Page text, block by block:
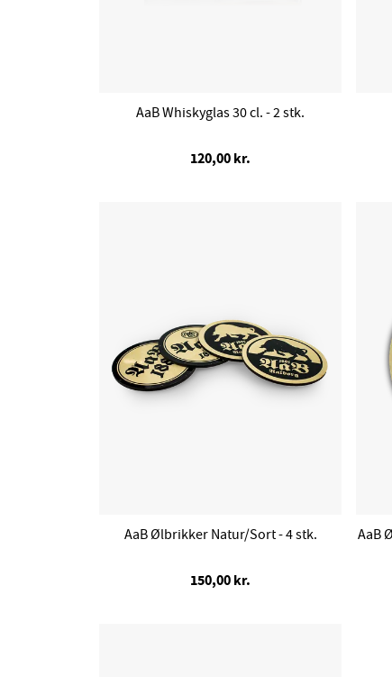
AaB Whiskyglas 30 cl. - 2 stk.
120,00 kr.
AaB Ølbrikker Natur/Sort - 4 stk.
150,00 kr.
AaB